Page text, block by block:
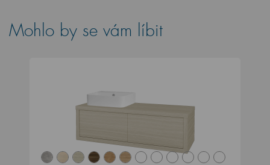
Mohlo by se vám líbit